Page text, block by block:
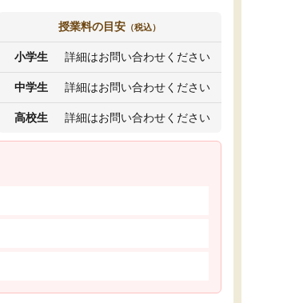
授業料の目安 （税込）
小学生 詳細はお問い合わせください
中学生 詳細はお問い合わせください
高校生 詳細はお問い合わせください